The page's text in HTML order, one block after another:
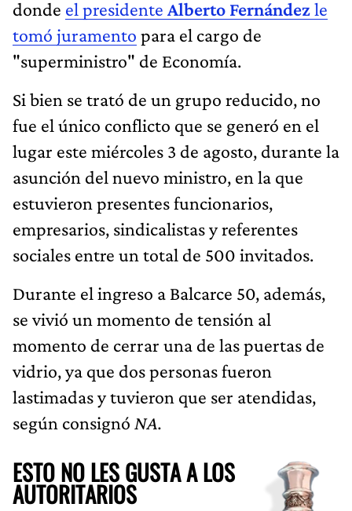
donde el presidente Alberto Fernándezle
tomó juramento para el cargo de
"superministro" de Economía.
Si bien se trató de un grupo reducido, no
fue el único conflicto que se generó en el
lugar este miércoles 3 de agosto, durante la
asunción del nuevo ministro, en la que
estuvieron presentes funcionarios,
empresarios, sindicalistas y referentes
sociales entre un total de 500 invitados.
Durante el ingreso a Balcarce 50, además,
se vivió un momento de tensión al
momento de cerrar una de las puertas de
vidrio, ya que dos personas fueron
lastimadas y tuvieron que ser atendidas,
según consignó NA.
ESTO NO LES GUSTA A LOS
AUTORITARIOS